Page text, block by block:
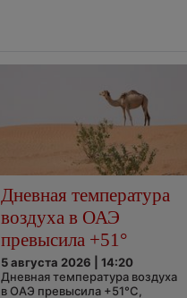
Дневная температура
воздуха в ОАЭ
превысила +51°
5 августа 2026 | 14:20
Дневная температура воздуха
в ОАЭ превысила +51°C,